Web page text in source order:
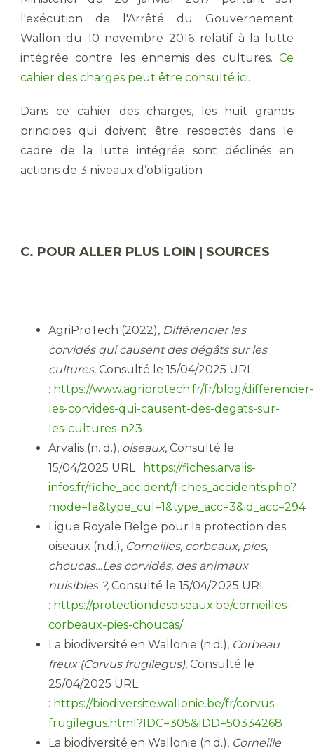
l'exécution de l'Arrêté du Gouvernement
Wallon du 10 novembre 2016 relatif à la lutte
intégrée contre les ennemis des cultures. Ce
cahier des charges peut être consulté ici.
Dans ce cahier des charges, les huit grands
principes qui doivent être respectés dans le
cadre de la lutte intégrée sont déclinés en
actions de 3 niveaux d’obligation
C. POUR ALLER PLUS LOIN | SOURCES
AgriProTech (2022), Différencier les
corvidés qui causent des dégâts sur les
cultures, Consulté le 15/04/2025 URL
: https://www.agriprotech.fr/fr/blog/differencier-
les-corvides-qui-causent-des-degats-sur-
les-cultures-n23
Arvalis (n. d.), oiseaux, Consulté le
15/04/2025 URL : https://fiches.arvalis-
infos.fr/fiche_accident/fiches_accidents.php?
mode=fa&type_cul=1&type_acc=3&id_acc=294
Ligue Royale Belge pour la protection des
oiseaux (n.d.), Corneilles, corbeaux, pies,
choucas…Les corvidés, des animaux
nuisibles ?, Consulté le 15/04/2025 URL
: https://protectiondesoiseaux.be/corneilles-
corbeaux-pies-choucas/
La biodiversité en Wallonie (n.d.), Corbeau
freux (Corvus frugilegus), Consulté le
25/04/2025 URL
: https://biodiversite.wallonie.be/fr/corvus-
frugilegus.html?IDC=305&IDD=50334268
La biodiversité en Wallonie (n.d.), Corneille